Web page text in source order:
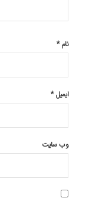
نام*
ایمیل*
وب‌ سایت